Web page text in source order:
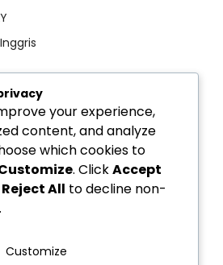
your experience,
content, and analyze
which cookies to
. ClickAccept
Reject All to decline non-
Customize